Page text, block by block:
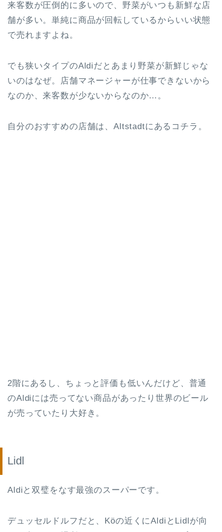
来客数が圧倒的に多いので、野菜がいつも新鮮な店
舗が多い。単純に商品が回転しているからいい状態
で売れますよね。
でも狭いタイプのAldiだとあまり野菜が新鮮じゃな
いのはなぜ。店舗マネージャーが仕事できないから
なのか、来客数が少ないからなのか…。
自分のおすすめの店舗は、Altstadtにあるコチラ。
2階にあるし、ちょっと評価も低いんだけど、普通
のAldiには売ってない商品があったり世界のビール
が売っていたり大好き。
Lidl
Aldiと双璧をなす最強のスーパーです。
デュッセルドルフだと、Köの近くにAldiとLidlが向